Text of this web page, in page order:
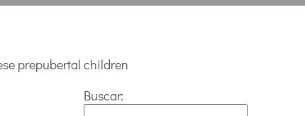
prepubertal children
Buscar: